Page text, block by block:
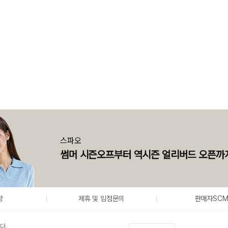
스파오
썸머 시즌오프부터 역시즌 얼리버드 오픈까
제휴 및 입점문의 판매자SCM
.